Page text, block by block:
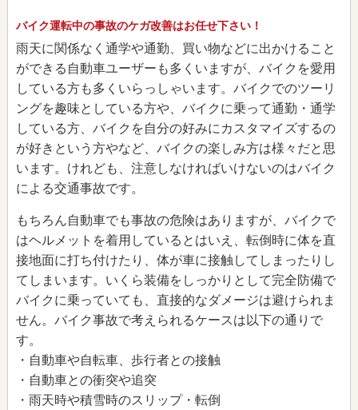
バイク運転中の事故のケガ改善はお任せ下さい！
雨天に関係なく通学や通勤、買い物などに出かけること
ができる自動車ユーザーも多くいますが、バイクを愛用
している方も多くいらっしゃいます。バイクでのツーリ
ングを趣味としている方や、バイクに乗って通勤・通学
している方、バイクを自分の好みにカスタマイズするの
が好きという方やなど、バイクの楽しみ方は様々だと思
います。けれども、注意しなければいけないのはバイク
による交通事故です。
もちろん自動車でも事故の危険はありますが、バイクで
はヘルメットを着用しているとはいえ、転倒時に体を直
接地面に打ち付けたり、体が車に接触してしまったりし
てしまいます。いくら装備をしっかりとして完全防備で
バイクに乗っていても、直接的なダメージは避けられま
せん。バイク事故で考えられるケースは以下の通りで
す。
・自動車や自転車、歩行者との接触
・自動車との衝突や追突
・雨天時や積雪時のスリップ・転倒